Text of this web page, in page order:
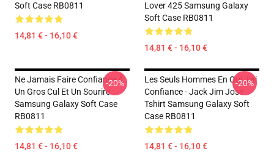
Soft Case RB0811
14,81 € - 16,10 €
Lover 425 Samsung Galaxy
Soft Case RB0811
14,81 € - 16,10 €
Ne Jamais Faire Confiance À
Un Gros Cul Et Un Sourire
Samsung Galaxy Soft Case
RB0811
14,81 € - 16,10 €
-20%
Les Seuls Hommes En Qui J'ai
Confiance - Jack Jim Jose
Tshirt Samsung Galaxy Soft
Case RB0811
14,81 € - 16,10 €
-20%